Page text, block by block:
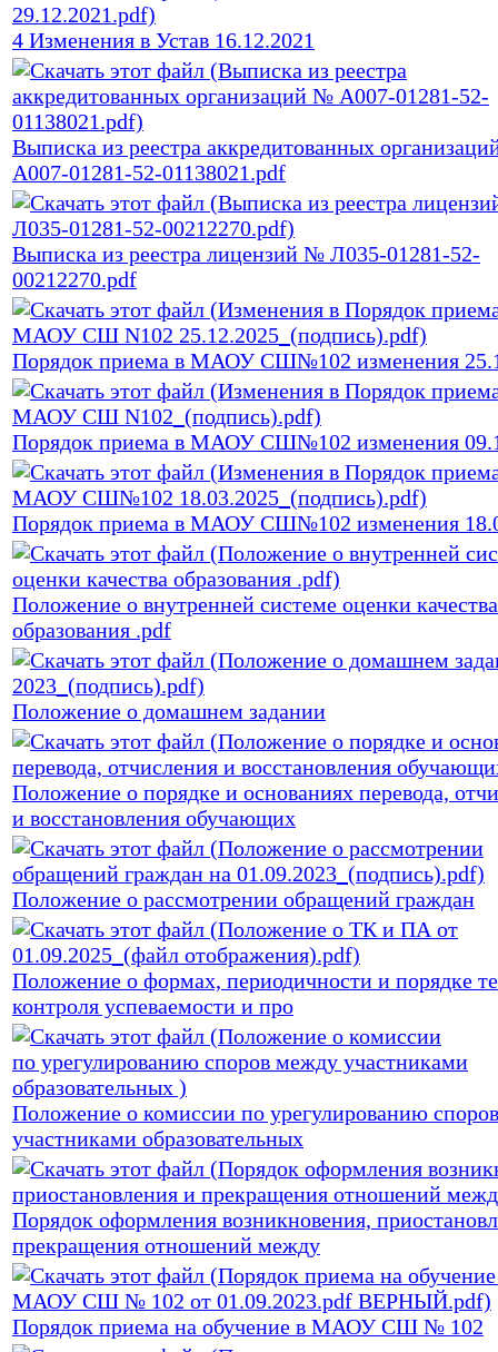
4 Изменения в Устав 16.12.2021
Выписка из реестра аккредитованных
А007-01281-52-01138021.pdf
Выписка из реестра лицензий № Л035-01281-52-
00212270.pdf
Порядок приема в МАОУ СШ№102 изменения
Порядок приема в МАОУ СШ№102 изменения
Порядок приема в МАОУ СШ№102 изменения
Положение о внутренней системе оценки качества
образования .pdf
Положение о домашнем задании
Положение о порядке и основаниях перевода,
и восстановления обучающих
Положение о рассмотрении обращений граждан
Положение о формах, периодичности и порядке
контроля успеваемости и про
Положение о комиссии по урегулированию
участниками образовательных
Порядок оформления возникновения,
прекращения отношений между
Порядок приема на обучение в МАОУ СШ № 102